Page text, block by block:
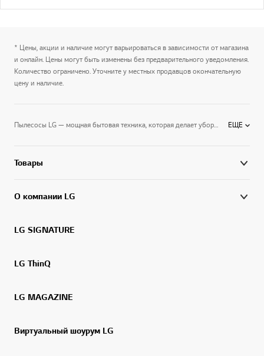
* Цены, акции и наличие могут варьироваться в зависимости от магазина
и онлайн. Цены могут быть изменены без предварительного уведомления.
Количество ограничено. Уточните у местных продавцов окончательную
цену и наличие.
Пылесосы LG — мощная бытовая техника, которая делает уборку помещения быстрой и эффективной.Компактные габариты, высокая мощность всасывания, отсутствие пылевых мешков и малый вес — все это превращает рутинную домашнюю работу в развлечение. Ассортимент пылесосов LG включает недорогие модели, пылесосы-роботы, чистящую и даже беспроводную технику. Хотите, чтобы дом сиял чистотой, а у вас оставались силы и время на любимые занятия? Воспользуйтесь прогрессивными и высокотехнологичными пылесосами LG. ЕЩЕ
Товары
О компании LG
LG SIGNATURE
LG ThinQ
LG MAGAZINE
Виртуальный шоурум LG